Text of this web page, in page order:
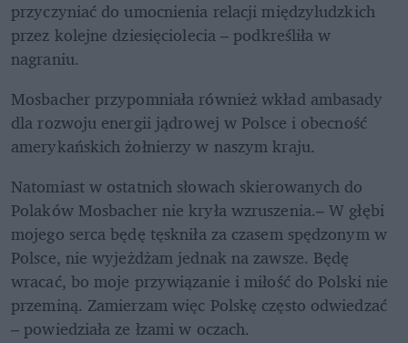
przyczyniać do umocnienia relacji międzyludzkich
przez kolejne dziesięciolecia – podkreśliła w
nagraniu.
Mosbacher przypomniała również wkład ambasady
dla rozwoju energii jądrowej w Polsce i obecność
amerykańskich żołnierzy w naszym kraju.
Natomiast w ostatnich słowach skierowanych do
Polaków Mosbacher nie kryła wzruszenia.– W głębi
mojego serca będę tęskniła za czasem spędzonym w
Polsce, nie wyjeżdżam jednak na zawsze. Będę
wracać, bo moje przywiązanie i miłość do Polski nie
przeminą. Zamierzam więc Polskę często odwiedzać
– powiedziała ze łzami w oczach.